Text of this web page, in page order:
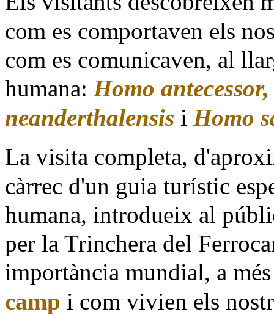
com es comportaven els
com es comunicaven, al
humana: Homo
neanderthalensis i Homo
La visita completa,
càrrec d'un guia turístic
humana, introdueix al
per la Trinchera del
importància mundial, a
camp i com vivien els